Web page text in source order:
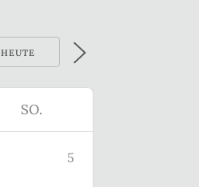
HEUTE
SO.
5